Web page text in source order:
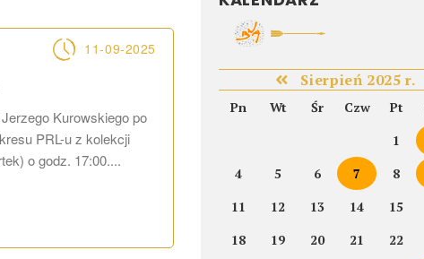
11-09-2025
Kurowskiego po
PRL-u z kolekcji
o godz. 17:00....
Sierpień 2025 r.
Pn Wt Śr Czw Pt
1
4
5 6 7 8
11
12 13 14 15
18
19 20 21 22